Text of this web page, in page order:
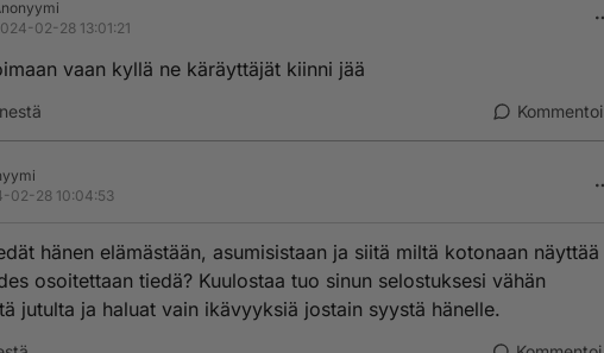
02-28 13:01:21
vaan kyllä ne käräyttäjät kiinni jää
Kommentoi
02-28 10:04:53
hänen elämästään, asumisistaan ja siitä miltä kotonaan näyttää
osoitettaan tiedä? Kuulostaa tuo sinun selostuksesi vähän
jutulta ja haluat vain ikävyyksiä jostain syystä hänelle.